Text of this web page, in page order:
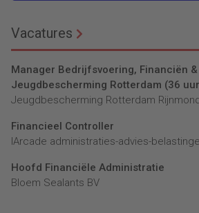
Vacatures
Manager Bedrijfsvoering, Financiën
Jeugdbescherming Rotterdam (36
Jeugdbescherming Rotterdam
Financieel Controller
lArcade administraties-advies-
Hoofd Financiële Administratie
Bloem Sealants BV